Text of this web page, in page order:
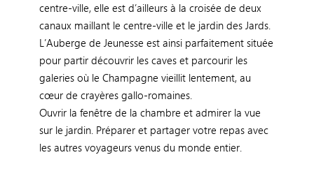
centre-ville, elle est d’ailleurs à la croisée de deux
canaux maillant le centre-ville et le jardin des Jards.
L’Auberge de Jeunesse est ainsi parfaitement située
pour partir découvrir les caves et parcourir les
galeries où le Champagne vieillit lentement, au
cœur de crayères gallo-romaines.
Ouvrir la fenêtre de la chambre et admirer la vue
sur le jardin. Préparer et partager votre repas avec
les autres voyageurs venus du monde entier.